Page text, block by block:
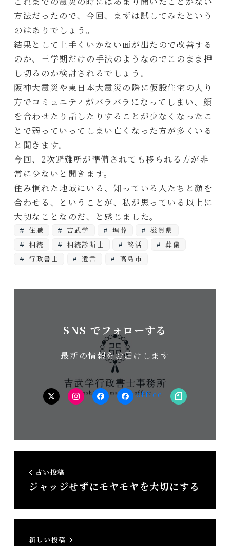
方法だったので、今回、まずは試してみたという
のはありでしょう。
結果として上手くいかない面が出たので改善する
のか、三学期だけの手法のようなのでこのまま押
し切るのか検討されるでしょう。
阪神大震災や東日本大震災の際に仮設住宅の入り
方でコミュニティがバラバラになってしまい、顔
を合わせたり話したりすることが少なくなったこ
とで弱っていってしまい亡くなった方が多くいる
と聞きます。
今回、2次避難所が準備されても移られる方が非
常に少ないと聞きます。
住み慣れた地域にいる、知っている人たちと顔を
合わせる、ということが、私が思っている以上に
大切なことなのだ、と感じました。
住職 吉武学 埋葬
滋賀県
相続
相続診断士 終活
葬儀
行政書士
遺言 高島市
SNS でフォローする
最新の情報をお届けします
twitterInstagramfacebook（個
facebook（事note
古い投稿
ジャッジせずにモヤモヤを大切にする
新しい投稿